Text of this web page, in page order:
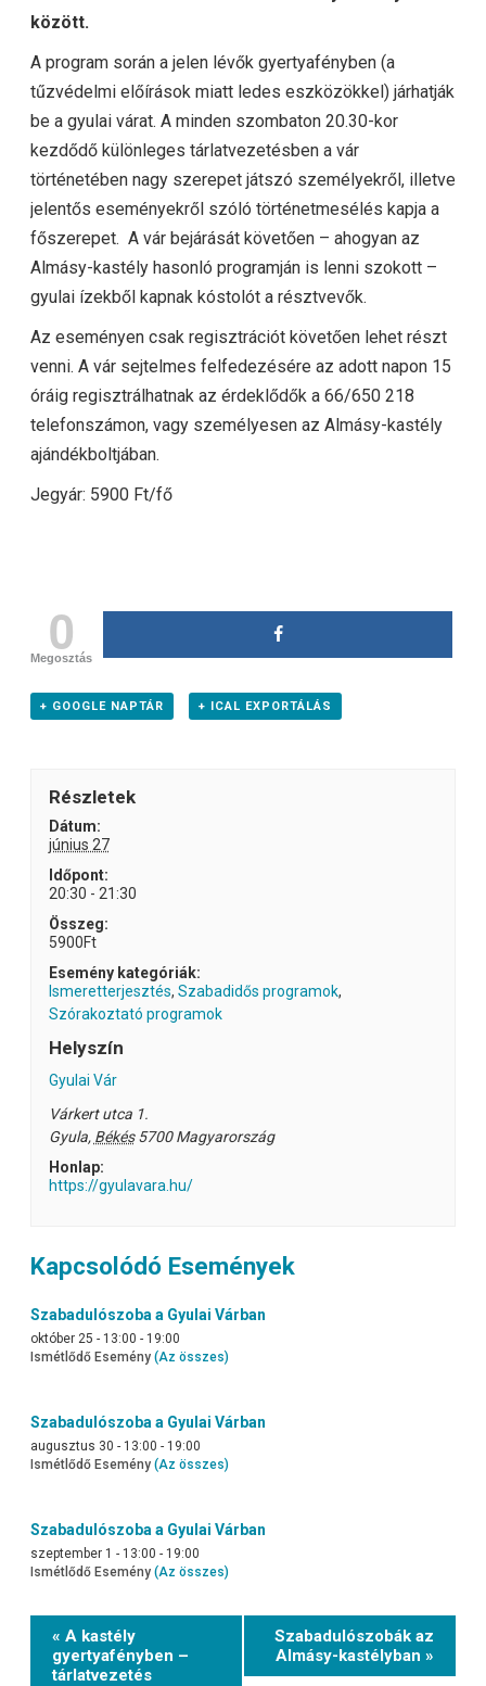
között.
A program során a jelen lévők gyertyafényben (a
tűzvédelmi előírások miatt ledes eszközökkel) járhatják
be a gyulai várat. A minden szombaton 20.30-kor
kezdődő különleges tárlatvezetésben a vár
történetében nagy szerepet játszó személyekről, illetve
jelentős eseményekről szóló történetmesélés kapja a
főszerepet. A vár bejárását követően – ahogyan az
Almásy-kastély hasonló programján is lenni szokott –
gyulai ízekből kapnak kóstolót a résztvevők.
Az eseményen csak regisztrációt követően lehet részt
venni. A vár sejtelmes felfedezésére az adott napon 15
óráig regisztrálhatnak az érdeklődők a 66/650 218
telefonszámon, vagy személyesen az Almásy-kastély
ajándékboltjában.
Jegyár: 5900 Ft/fő
0
Megosztás
+ GOOGLE NAPTÁR + ICAL EXPORTÁLÁS
Részletek
Dátum:
június 27
Időpont:
20:30 - 21:30
Összeg:
5900Ft
Esemény kategóriák:
Ismeretterjesztés, Szabadidős programok,
Szórakoztató programok
Helyszín
Gyulai Vár
Várkert utca 1.
Gyula, Békés 5700 Magyarország
Honlap:
https://gyulavara.hu/
Kapcsolódó Események
Szabadulószoba a Gyulai Várban
október 25 - 13:00 - 19:00
Ismétlődő Esemény (Az összes)
Szabadulószoba a Gyulai Várban
augusztus 30 - 13:00 - 19:00
Ismétlődő Esemény (Az összes)
Szabadulószoba a Gyulai Várban
szeptember 1 - 13:00 - 19:00
Ismétlődő Esemény (Az összes)
Event
Navigation
« A kastély
gyertyafényben –
tárlatvezetés
Szabadulószobák az
Almásy-kastélyban »